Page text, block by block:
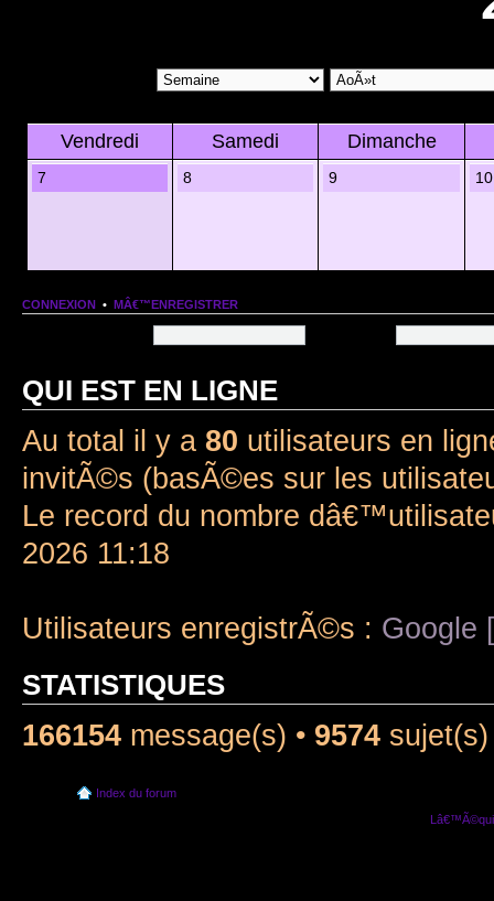
Vendredi Samedi Dimanche
7 8 9 10
CONNEXION • MÂ€™ENREGISTRER
QUI EST EN LIGNE
Au total il y a 80 utilisateurs en
invitÃ©s (basÃ©es sur les
Le record du nombre
2026 11:18
Utilisateurs enregistrÃ©s : Google
STATISTIQUES
166154 message(s) • 9574
Index du forum